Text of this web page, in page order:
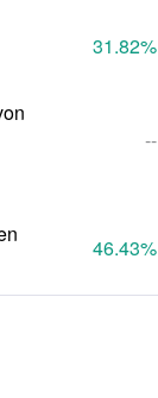
31.82%
--
46.43%